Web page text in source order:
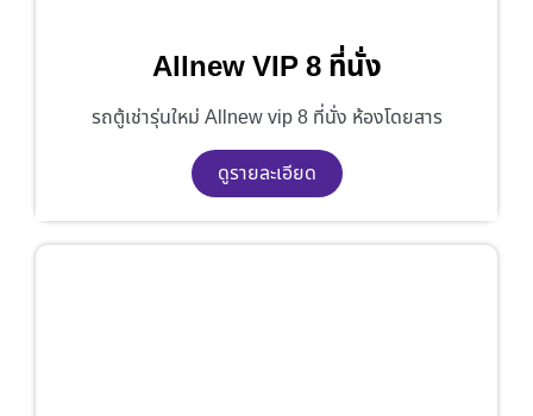
Allnew VIP 8 ที่นั่ง
รถตู้เช่ารุ่นใหม่ Allnew vip 8 ที่นั่ง ห้องโดยสาร
ดูรายละเอียด